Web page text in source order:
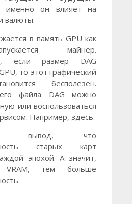
именно он влияет на
валюты.
в память GPU как
майнер.
если размер DAG
то этот графический
бесполезен.
файла DAG можно
или воспользоваться
Например, здесь.
вывод, что
старых карт
эпохой. А значит,
тем больше